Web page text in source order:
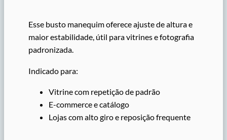
Esse busto manequim oferece ajuste de altura e
maior estabilidade, útil para vitrines e fotografia
padronizada.
Indicado para:
Vitrine com repetição de padrão
E-commerce e catálogo
Lojas com alto giro e reposição frequente